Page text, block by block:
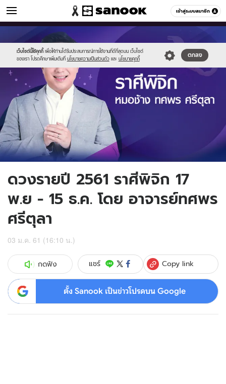
เข้าสู่ระบบสมาชิก
ดูดวง หมวดอื่นๆ
เว็บไซต์นี้ใช้คุกกี้ เพื่อให้ท่านได้รับประสบการณ์การใช้งานที่ดีที่สุดบน เว็บไซต์
ของเรา โปรดศึกษาเพิ่มเติมที่ นโยบายความเป็นส่วนตัว และ นโยบายคุกกี้
ตกลง
//s.isanook.com/sr/0/images/logo-
new-
sanook.png
//s.isanook.com/ho/0/ud/26/130361/348851.jpg
ดวงรายปี 2561 ราศีพิจิก 17
พ.ย - 15 ธ.ค. โดย อาจารย์ทศพร
ศรีตุลา
03 ม.ค. 61 (16:10 น.)
กดฟัง แชร์ Copy link
ตั้ง Sanook เป็นข่าวโปรดบน Google